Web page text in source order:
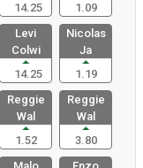
14.25
1.09
Levi
Colwi
14.25
Nicolas
Ja
1.19
Reggie
Wal
1.52
Reggie
Wal
3.80